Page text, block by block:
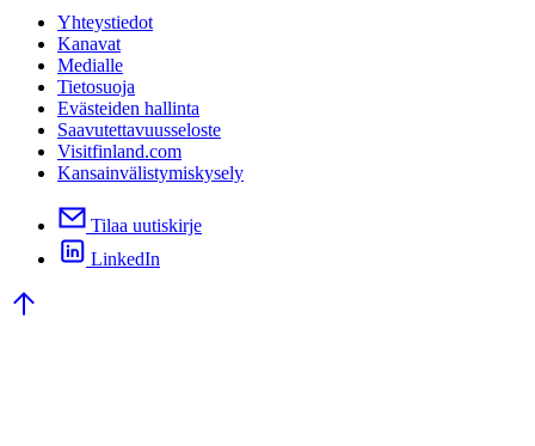
Yhteystiedot
Kanavat
Medialle
Tietosuoja
Evästeiden hallinta
Saavutettavuusseloste
Visitfinland.com
Kansainvälistymiskysely
Tilaa uutiskirje
LinkedIn